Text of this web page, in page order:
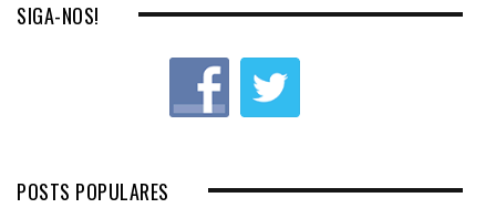
SIGA-NOS!
POSTS POPULARES